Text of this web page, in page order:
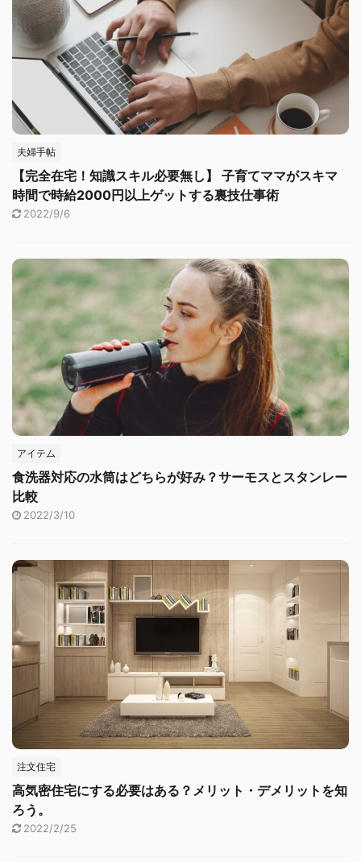
夫婦手帖
【完全在宅！知識スキル必要無し】 子育てママがスキマ
時間で時給2000円以上ゲットする裏技仕事術
2022/9/6
アイテム
食洗器対応の水筒はどちらが好み？サーモスとスタンレー
比較
2022/3/10
注文住宅
高気密住宅にする必要はある？メリット・デメリットを知
ろう。
2022/2/25